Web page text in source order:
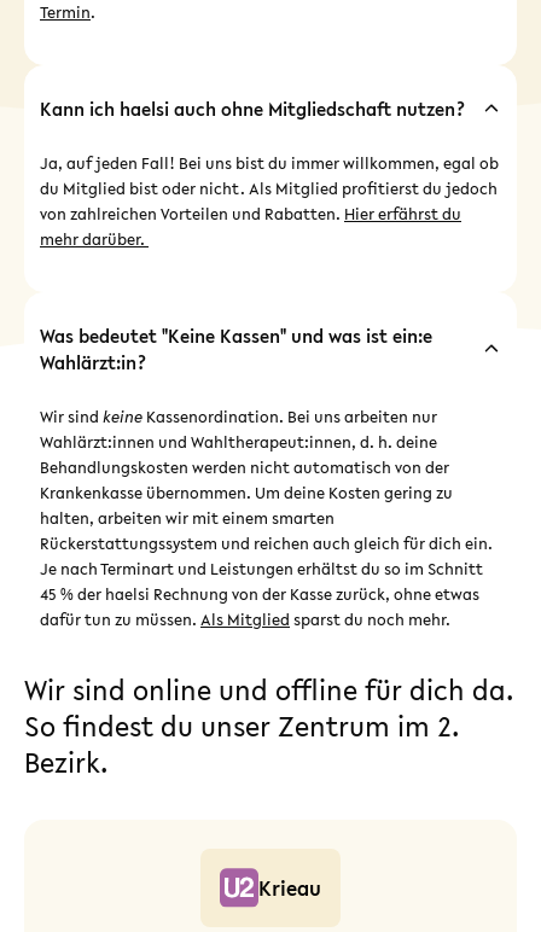
Termin.
Kann ich haelsi auch ohne Mitgliedschaft nutzen?
Ja, auf jeden Fall! Bei uns bist du immer willkommen, egal ob
du Mitglied bist oder nicht. Als Mitglied profitierst du jedoch
von zahlreichen Vorteilen und Rabatten. Hier erfährst du
mehr darüber.
Was bedeutet "Keine Kassen" und was ist ein:e
Wahlärzt:in?
Wir sind keine Kassenordination. Bei uns arbeiten nur
Wahlärzt:innen und Wahltherapeut:innen, d. h. deine
Behandlungskosten werden nicht automatisch von der
Krankenkasse übernommen. Um deine Kosten gering zu
halten, arbeiten wir mit einem smarten
Rückerstattungssystem und reichen auch gleich für dich ein.
Je nach Terminart und Leistungen erhältst du so im Schnitt
45 % der haelsi Rechnung von der Kasse zurück, ohne etwas
dafür tun zu müssen. Als Mitglied sparst du noch mehr.
Wir sind online und offline für dich da.
So findest du unser Zentrum im 2.
Bezirk.
Krieau